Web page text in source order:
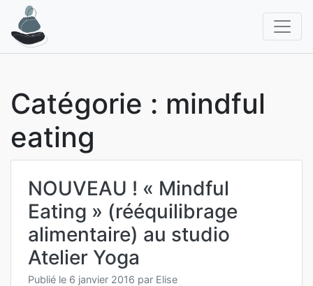
contenu
Catégorie : mindful
eating
NOUVEAU ! « Mindful
Eating » (rééquilibrage
alimentaire) au studio
Atelier Yoga
Publié le 6 janvier 2016 par Elise